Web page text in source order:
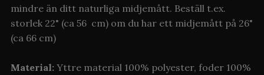
mindre än ditt naturliga midjemått. Beställ t.ex.
storlek 22" (ca 56 cm) om du har ett midjemått på 26"
(ca 66 cm)
Material: Yttre material 100% polyester, foder 100%